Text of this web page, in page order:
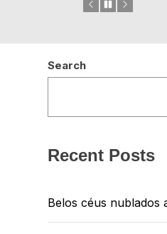
estrela de
Search
Recent Posts
Belos céus nublados